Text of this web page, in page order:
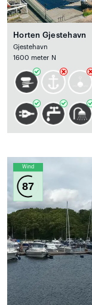
Horten Gjestehavn
Gjestehavn
1600 meter N
Wind
87